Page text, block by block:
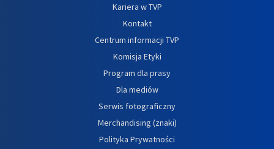
Kariera w TVP
Kontakt
Centrum informacji TVP
Komisja Etyki
Program dla prasy
Dla mediów
Serwis fotograficzny
Merchandising (znaki)
Polityka Prywatności